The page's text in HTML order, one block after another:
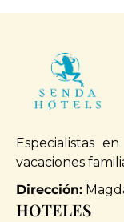
Especialistas
vacaciones
Dirección:
HOTELES